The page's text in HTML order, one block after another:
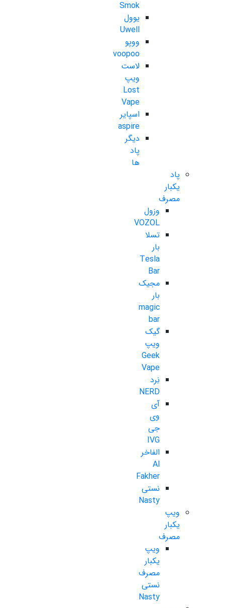
Smok
یوول
Uwell
ووپو
voopoo
لاست
ویپ
Lost
Vape
اسپایر
aspire
دیگر
پاد
ها
پاد
یکبار
مصرف
وزول
VOZOL
تسلا
بار
Tesla
Bar
مجیک
بار
magic
bar
گیک
ویپ
Geek
Vape
نِرد
NERD
آی
وی
جی
IVG
الفاخر
Al
Fakher
نستی
Nasty
ویپ
یکبار
مصرف
ویپ
یکبار
مصرف
نستی
Nasty